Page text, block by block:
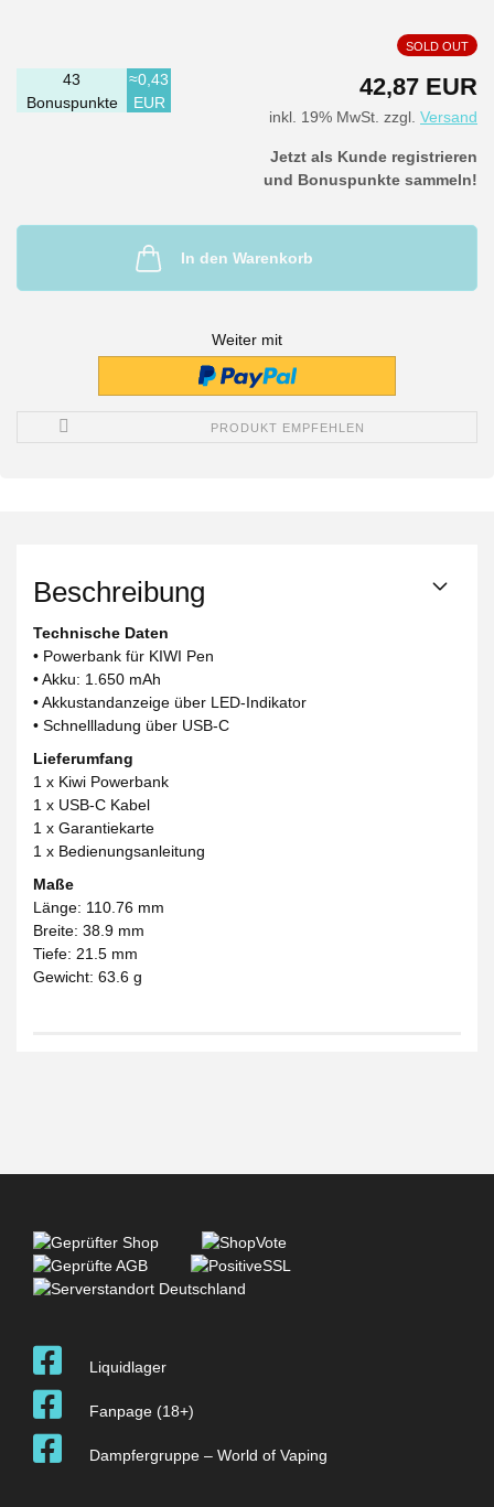
SOLD OUT
42,87 EUR
inkl. 19% MwSt. zzgl. Versand
43
Bonuspunkte
≈0,43
EUR
Jetzt als Kunde registrieren
und Bonuspunkte sammeln!
In den Warenkorb
Weiter mit
PRODUKT EMPFEHLEN
Beschreibung
Technische Daten
• Powerbank für KIWI Pen
• Akku: 1.650 mAh
• Akkustandanzeige über LED-Indikator
• Schnellladung über USB-C
Lieferumfang
1 x Kiwi Powerbank
1 x USB-C Kabel
1 x Garantiekarte
1 x Bedienungsanleitung
Maße
Länge: 110.76 mm
Breite: 38.9 mm
Tiefe: 21.5 mm
Gewicht: 63.6 g
Liquidlager
Fanpage (18+)
Dampfergruppe – World of Vaping